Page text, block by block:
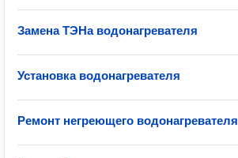
Замена ТЭНа водонагревателя
Установка водонагревателя
Ремонт негреющего водонагревателя